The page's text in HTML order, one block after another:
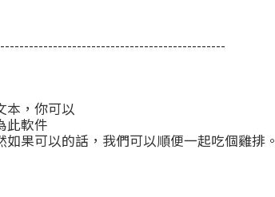
本，你可以
此軟件
果可以的話，我們可以順便一起吃個雞排。